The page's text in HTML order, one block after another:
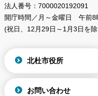
法人番号： 7000020192091
開庁時間／月～金曜日
午前8
(祝日、12月29日～1月3日を
北杜市役所
お問い合わせ